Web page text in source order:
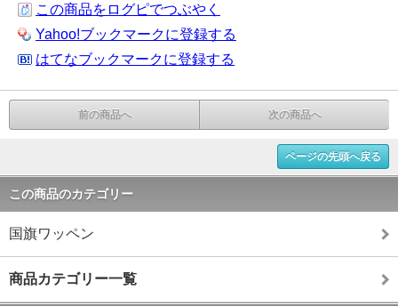
この商品をログピでつぶやく
Yahoo!ブックマークに登録する
はてなブックマークに登録する
前の商品へ 次の商品へ
ページの先頭へ戻る
この商品のカテゴリー
国旗ワッペン
商品カテゴリー一覧